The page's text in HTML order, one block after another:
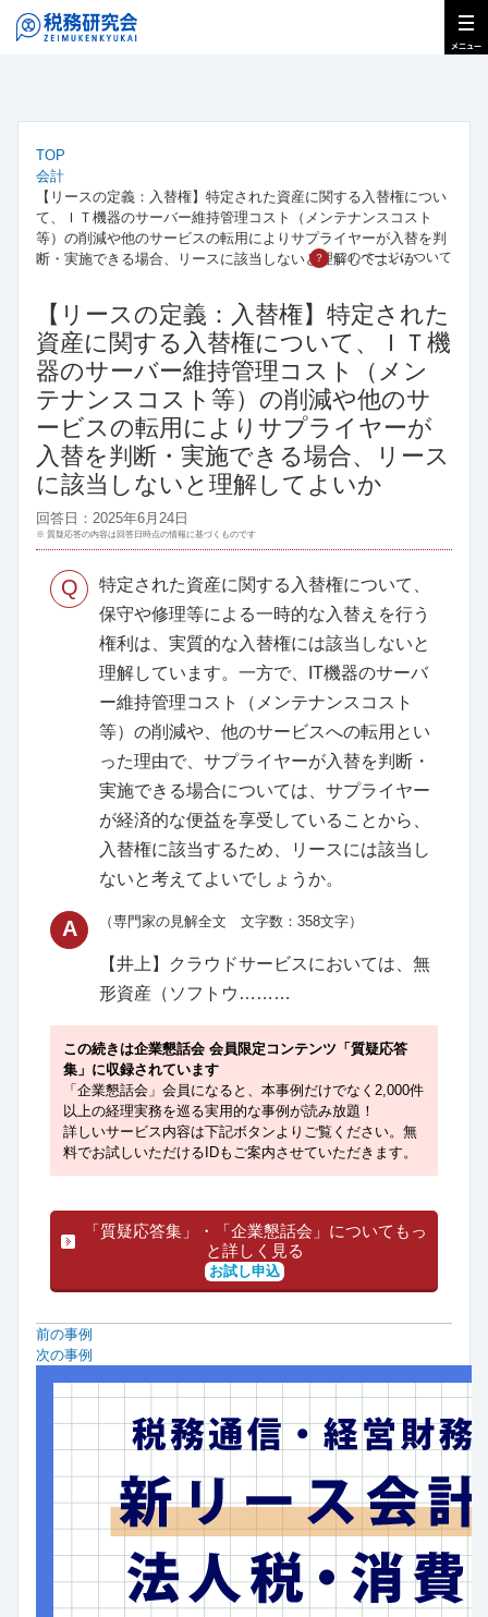
TOP
会計
【リースの定義：入替権】特定された資産に関する入替権につい
て、ＩＴ機器のサーバー維持管理コスト（メンテナンスコスト
等）の削減や他のサービスの転用によりサプライヤーが入替を判
断・実施できる場合、リースに該当しないと理解してよいか
？ このページについて
【リースの定義：入替権】特定された
資産に関する入替権について、ＩＴ機
器のサーバー維持管理コスト（メン
テナンスコスト等）の削減や他のサ
ービスの転用によりサプライヤーが
入替を判断・実施できる場合、リース
に該当しないと理解してよいか
回答日：2025年6月24日
※ 質疑応答の内容は回答日時点の情報に基づくものです
Q
特定された資産に関する入替権について、
保守や修理等による一時的な入替えを行う
権利は、実質的な入替権には該当しないと
理解しています。一方で、IT機器のサーバ
ー維持管理コスト（メンテナンスコスト
等）の削減や、他のサービスへの転用とい
った理由で、サプライヤーが入替を判断・
実施できる場合については、サプライヤー
が経済的な便益を享受していることから、
入替権に該当するため、リースには該当し
ないと考えてよいでしょうか。
A （専門家の見解全文 文字数：358文字）
【井上】クラウドサービスにおいては、無
形資産（ソフトウ………
この続きは企業懇話会 会員限定コンテンツ「質疑応答
集」に収録されています
「企業懇話会」会員になると、本事例だけでなく2,000件
以上の経理実務を巡る実用的な事例が読み放題！
詳しいサービス内容は下記ボタンよりご覧ください。無
料でお試しいただけるIDもご案内させていただきます。
「質疑応答集」・「企業懇話会」についてもっ
と詳しく見る
お試し申込
前の事例
次の事例